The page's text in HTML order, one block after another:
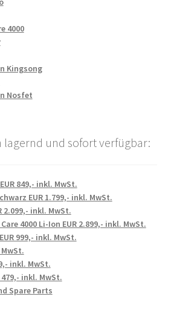
4000
Kingsong
Nosfet
lagernd und sofort verfügbar:
849,- inkl. MwSt.
EUR 1.799,- inkl. MwSt.
2.099,- inkl. MwSt.
4000 Li-Ion EUR 2.899,- inkl. MwSt.
999,- inkl. MwSt.
inkl. MwSt.
479,- inkl. MwSt.
Spare Parts